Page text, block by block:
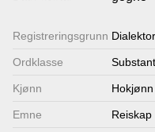
Registrerings­grunn
Ordklasse
Kjønn Hokjønn
Emne Reiskap